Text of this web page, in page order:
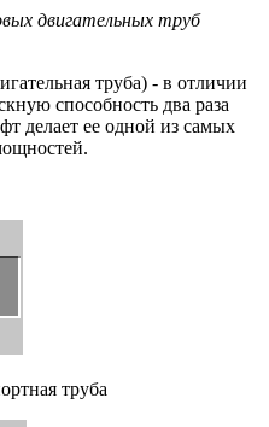
двигательных труб
труба) - в отличии
способность два раза
делает ее одной из самых
труба